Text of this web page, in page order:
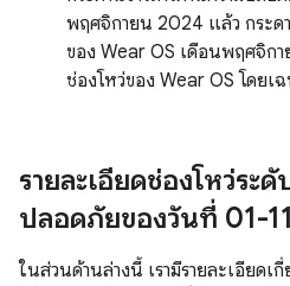
พฤศจิกายน 2024 แล้ว กระด
ของ Wear OS เดือนพฤศจิก
ช่องโหว่ของ Wear OS โดยเ
รายละเอียดช่องโหว่ระ
ปลอดภัยของวันที่ 01-
ในส่วนด้านล่างนี้ เรามีรายละเอียดเ